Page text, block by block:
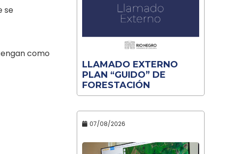
se
como
LLAMADO EXTERNO
PLAN “GUIDO” DE
FORESTACIÓN
07/08/2026